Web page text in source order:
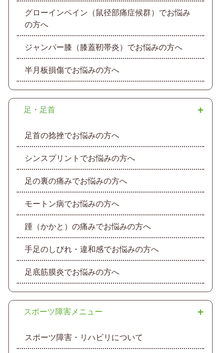
グローインペイン（鼠径部痛症候群）でお悩み
の方へ
ジャンパー膝（膝蓋靭帯炎）でお悩みの方へ
半月板損傷でお悩みの方へ
足・足首
足首の捻挫でお悩みの方へ
シンスプリントでお悩みの方へ
足の裏の痛みでお悩みの方へ
モートン病でお悩みの方へ
踵（かかと）の痛みでお悩みの方へ
手足のしびれ・違和感でお悩みの方へ
足底筋膜炎でお悩みの方へ
スポーツ障害メニュー
スポーツ障害・リハビリについて